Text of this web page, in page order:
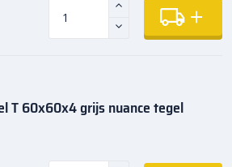
T 60x60x4 grijs nuance tegel